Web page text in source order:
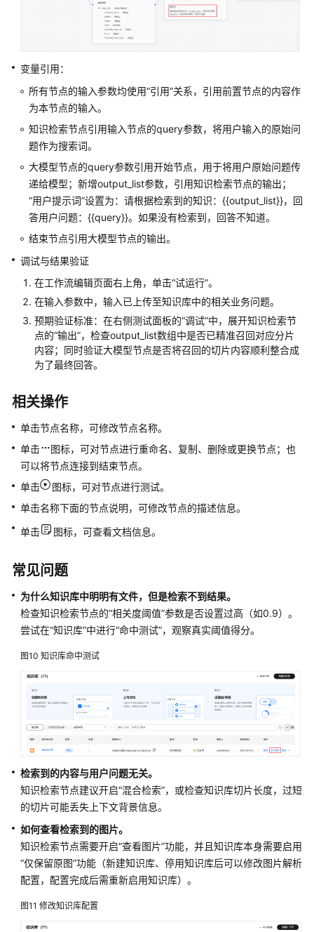
支
区
域
系
权
限
变量引用：
所有节点的输入参数均使用“引用”关系，引用前置节点的内容作
为本节点的输入。
知识检索节点引用输入节点的query参数，将用户输入的原始问
题作为搜索词。
大模型节点的query参数引用开始节点，用于将用户原始问题传
递给模型；新增output_list参数，引用知识检索节点的输出；
“用户提示词”设置为：请根据检索到的知识：{{output_list}}，回
答用户问题：{{query}}。如果没有检索到，回答不知道。
结束节点引用大模型节点的输出。
调试与结果验证
在工作流编辑页面右上角，单击“试运行”。
在输入参数中，输入已上传至知识库中的相关业务问题。
预期验证标准：在右侧测试面板的“调试”中，展开知识检索节
点的“输出”，检查output_list数组中是否已精准召回对应分片
内容；同时验证大模型节点是否将召回的切片内容顺利整合成
为了最终回答。
相关操作
单击节点名称，可修改节点名称。
单击
图标，可对节点进行重命名、复制、删除或更换节点；也
可以将节点连接到结束节点。
单击
图标，可对节点进行测试。
单击名称下面的节点说明，可修改节点的描述信息。
单击
图标，可查看文档信息。
常见问题
为什么知识库中明明有文件，但是检索不到结果。
检查知识检索节点的“相关度阈值”参数是否设置过高（如0.9）。
尝试在“知识库”中进行“命中测试”，观察真实阈值得分。
图10 知识库命中测试
检索到的内容与用户问题无关。
知识检索节点建议开启“混合检索”，或检查知识库切片长度，过短
的切片可能丢失上下文背景信息。
如何查看检索到的图片。
知识检索节点需要开启“查看图片”功能，并且知识库本身需要启用
“仅保留原图”功能（新建知识库、停用知识库后可以修改图片解析
配置，配置完成后需重新启用知识库）。
图11 修改知识库配置